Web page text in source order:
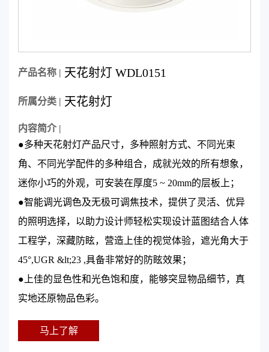
产品名称 | 天花射灯 WDL0151
所属分类 | 天花射灯
内容简介 |
●多种天花射灯产品尺寸，多种照射方式、不同光束
角、不同光学配件的多种组合，成就光效的所有想象，
迷你小巧的外观，可安装在厚度5 ~ 20mm的层板上；
●智能调光调色及无极可调焦技术，提供了灵活、优异
的照明选择，以助力设计师轻松实现设计蓝图结合人体
工程学，深藏防眩，营造上佳的视觉体验，遮光角大于
45°,UGR &lt;23 ,具备非常好的防眩效果；
●上佳的显色性和光色饱和度，能够突显物品细节，真
实地还原物品色彩。
马上了解